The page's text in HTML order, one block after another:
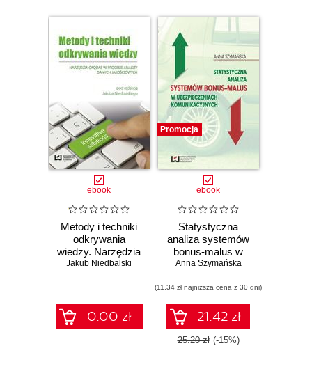
humanistyki.
ebook
Metody i techniki
odkrywania
wiedzy. Narzędzia
CAQDAS w
jakościowych
Jakub Niedbalski
0.00 zł
Promocja
ebook
Statystyczna
analiza systemów
bonus-malus w
ubezpieczeniach
Anna Szymańska
(11,34 zł najniższa cena z 30 dni)
21.42 zł
25.20 zł (-15%)